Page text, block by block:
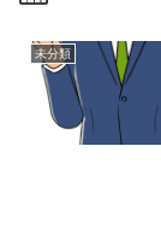
未分類